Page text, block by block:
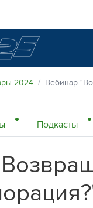
2024 Вебинар
Подкасты